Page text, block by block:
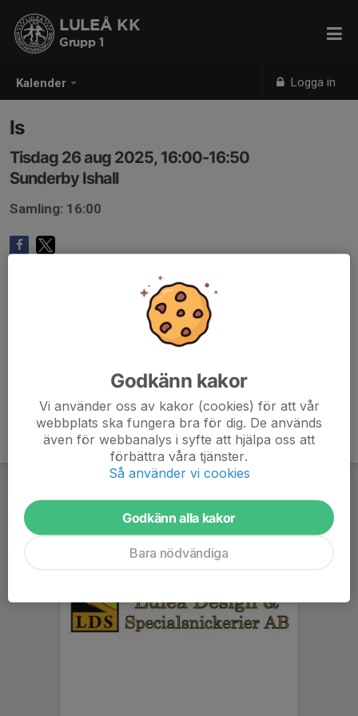
Kalender Logga in
LULEÅ KK
Grupp 1
Is
Tisdag 26 aug 2025, 16:00-16:50
Sunderby Ishall
Samling: 16:00
Godkänn kakor
Vi använder oss av kakor (cookies) för att vår
webbplats ska fungera bra för dig. De används
även för webbanalys i syfte att hjälpa oss att
förbättra våra tjänster.
Så använder vi cookies
Godkänn alla kakor
Bara nödvändiga